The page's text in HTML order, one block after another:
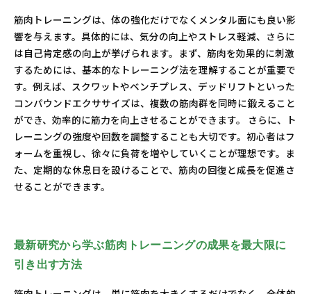
筋肉トレーニングは、体の強化だけでなくメンタル面にも良い影
響を与えます。具体的には、気分の向上やストレス軽減、さらに
は自己肯定感の向上が挙げられます。まず、筋肉を効果的に刺激
するためには、基本的なトレーニング法を理解することが重要で
す。例えば、スクワットやベンチプレス、デッドリフトといった
コンパウンドエクササイズは、複数の筋肉群を同時に鍛えること
ができ、効率的に筋力を向上させることができます。 さらに、ト
レーニングの強度や回数を調整することも大切です。初心者はフ
ォームを重視し、徐々に負荷を増やしていくことが理想です。ま
た、定期的な休息日を設けることで、筋肉の回復と成長を促進さ
せることができます。
最新研究から学ぶ筋肉トレーニングの成果を最大限に
引き出す方法